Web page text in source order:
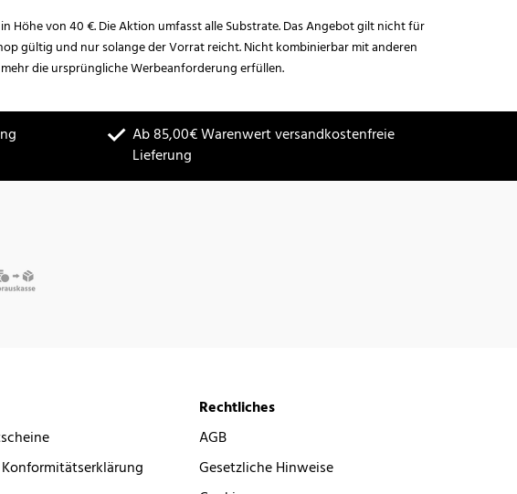
Höhe von 40 €. Die Aktion umfasst alle Substrate. Das Angebot gilt nicht für
gültig und nur solange der Vorrat reicht. Nicht kombinierbar mit anderen
die ursprüngliche Werbeanforderung erfüllen.
Ab 85,00€ Warenwert versandkostenfreie
Lieferung
Rechtliches
AGB
Gesetzliche Hinweise